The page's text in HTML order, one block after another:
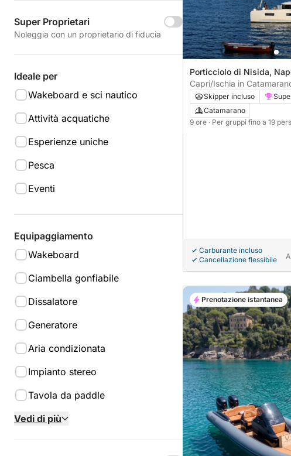
Super Proprietari
Noleggia con un proprietario di fiducia
Ideale per
Wakeboard e sci nautico
Attività acquatiche
Esperienze uniche
Pesca
Eventi
Equipaggiamento
Wakeboard
Ciambella gonfiabile
Dissalatore
Generatore
Aria condizionata
Impianto stereo
Tavola da paddle
Vedi di più
Porticciolo di Nisida,
Capri/Ischia in
Esclusiva tra Mare, Relax
Skipper incluso
Catamarano
9 ore · Per gruppi fino a 19
Carburante incluso
Cancellazione flessibile
Prenotazione istantanea